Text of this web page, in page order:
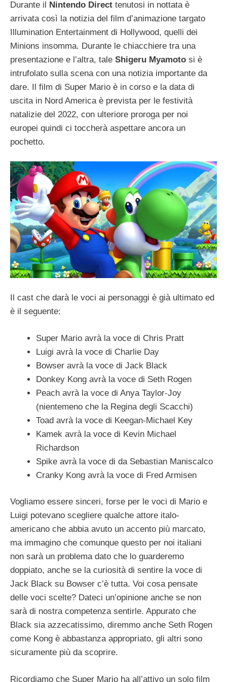
Durante il Nintendo Direct tenutosi in nottata è
arrivata così la notizia del film d’animazione targato
Illumination Entertainment di Hollywood, quelli dei
Minions insomma. Durante le chiacchiere tra una
presentazione e l’altra, tale Shigeru Myamoto si è
intrufolato sulla scena con una notizia importante da
dare. Il film di Super Mario è in corso e la data di
uscita in Nord America è prevista per le festività
natalizie del 2022, con ulteriore proroga per noi
europei quindi ci toccherà aspettare ancora un
pochetto.
Il cast che darà le voci ai personaggi è già ultimato ed
è il seguente:
Super Mario avrà la voce di Chris Pratt
Luigi avrà la voce di Charlie Day
Bowser avrà la voce di Jack Black
Donkey Kong avrà la voce di Seth Rogen
Peach avrà la voce di Anya Taylor-Joy
(nientemeno che la Regina degli Scacchi)
Toad avrà la voce di Keegan-Michael Key
Kamek avrà la voce di Kevin Michael
Richardson
Spike avrà la voce di da Sebastian Maniscalco
Cranky Kong avrà la voce di Fred Armisen
Vogliamo essere sinceri, forse per le voci di Mario e
Luigi potevano scegliere qualche attore italo-
americano che abbia avuto un accento più marcato,
ma immagino che comunque questo per noi italiani
non sarà un problema dato che lo guarderemo
doppiato, anche se la curiosità di sentire la voce di
Jack Black su Bowser c’è tutta. Voi cosa pensate
delle voci scelte? Dateci un’opinione anche se non
sarà di nostra competenza sentirle. Appurato che
Black sia azzecatissimo, diremmo anche Seth Rogen
come Kong è abbastanza appropriato, gli altri sono
sicuramente più da scoprire.
Ricordiamo che Super Mario ha all’attivo un solo film